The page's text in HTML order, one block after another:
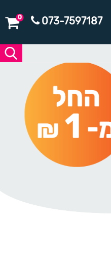
073-7597187
0